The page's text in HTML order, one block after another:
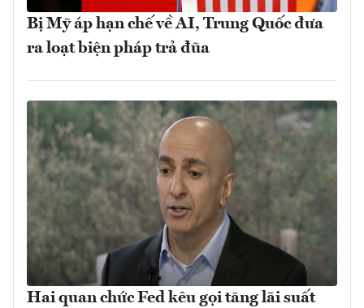
Bị Mỹ áp hạn chế về AI, Trung Quốc đưa
ra loạt biện pháp trả đũa
Hai quan chức Fed kêu gọi tăng lãi suất